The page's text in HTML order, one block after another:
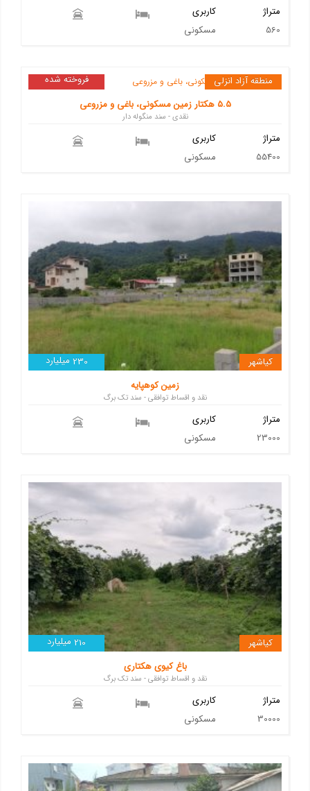
کاربری
مسکونی
متراژ
560
فروخته شده
منطقه آزاد انزلی
5.5 هکتار زمین مسکونی، باغی و مزروعی
نقدی - سند منگوله دار
کاربری
مسکونی
متراژ
55400
230 میلیارد
کیاشهر
زمین کوهپایه
نقد و اقساط توافقی - سند تک برگ
کاربری
مسکونی
متراژ
23000
210 میلیارد
کیاشهر
باغ کیوی هکتاری
نقد و اقساط توافقی - سند تک برگ
کاربری
مسکونی
متراژ
30000